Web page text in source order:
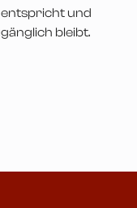
und
bleibt.